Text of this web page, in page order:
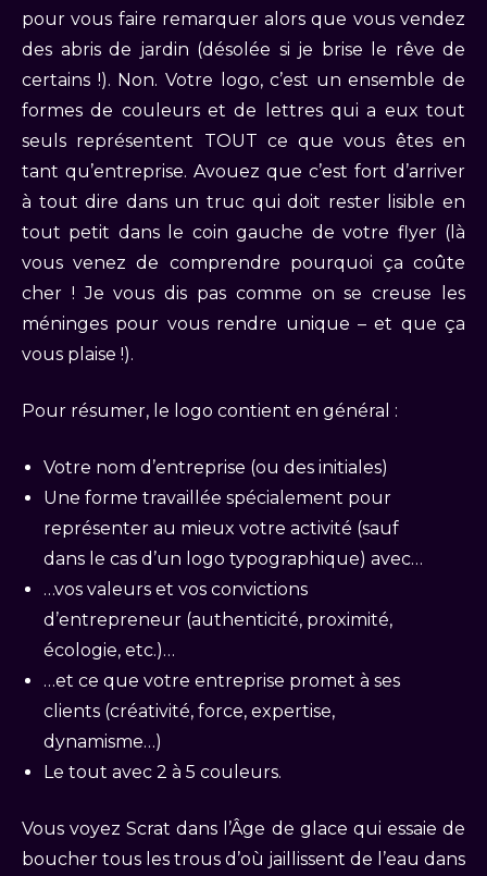
pour vous faire remarquer alors que vous vendez
des abris de jardin (désolée si je brise le rêve de
certains !). Non. Votre logo, c’est un ensemble de
formes de couleurs et de lettres qui a eux tout
seuls représentent TOUT ce que vous êtes en
tant qu’entreprise. Avouez que c’est fort d’arriver
à tout dire dans un truc qui doit rester lisible en
tout petit dans le coin gauche de votre flyer (là
vous venez de comprendre pourquoi ça coûte
cher ! Je vous dis pas comme on se creuse les
méninges pour vous rendre unique – et que ça
vous plaise !).
Pour résumer, le logo contient en général :
Votre nom d’entreprise (ou des initiales)
Une forme travaillée spécialement pour
représenter au mieux votre activité (sauf
dans le cas d’un logo typographique) avec…
…vos valeurs et vos convictions
d’entrepreneur (authenticité, proximité,
écologie, etc.)…
…et ce que votre entreprise promet à ses
clients (créativité, force, expertise,
dynamisme…)
Le tout avec 2 à 5 couleurs.
Vous voyez Scrat dans l’Âge de glace qui essaie de
boucher tous les trous d’où jaillissent de l’eau dans